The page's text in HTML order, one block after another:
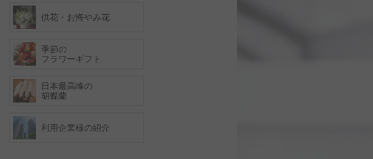
供花・お悔やみ花
季節の
フラワーギフト
日本最高峰の
胡蝶蘭
利用企業様の紹介